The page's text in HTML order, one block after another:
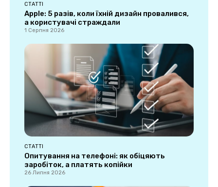
СТАТТІ
Apple: 5 разів, коли їхній дизайн провалився,
а користувачі страждали
1 Серпня 2026
СТАТТІ
Опитування на телефоні: як обіцяють
заробіток, а платять копійки
26 Липня 2026